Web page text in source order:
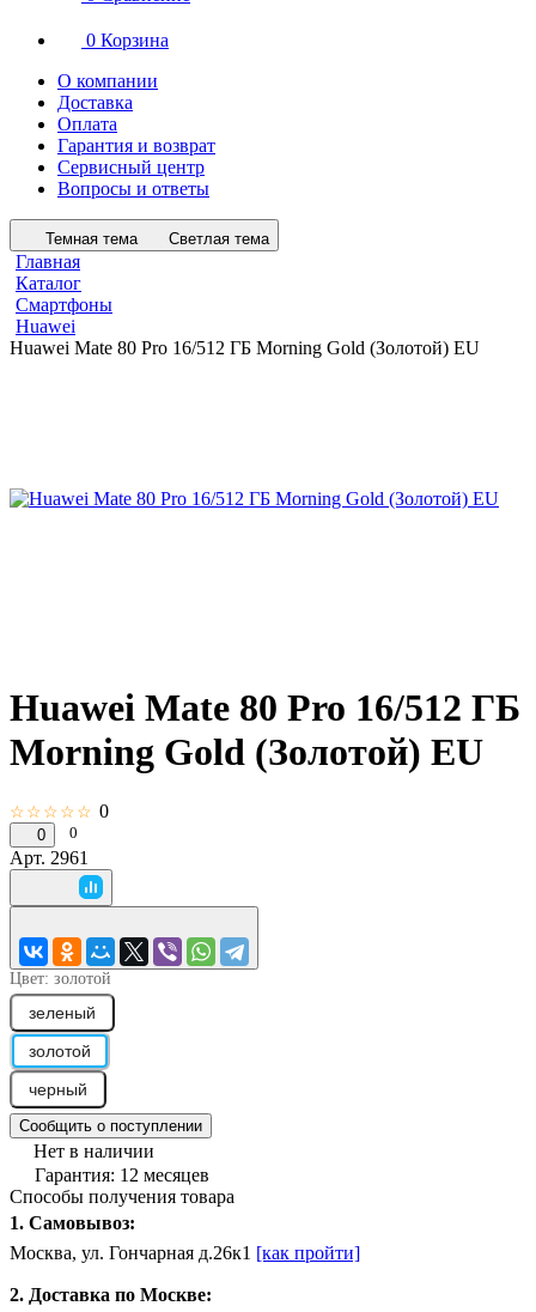
0 Корзина
О компании
Доставка
Оплата
Гарантия и возврат
Сервисный центр
Вопросы и ответы
Темная тема Светлая тема
Главная
Каталог
Смартфоны
Huawei
Huawei Mate 80 Pro 16/512 ГБ Morning Gold (Золотой) EU
Huawei Mate 80 Pro 16/512 ГБ
Morning Gold (Золотой) EU
☆☆☆☆☆ 0
0 0
Арт. 2961
Цвет: золотой
зеленый
золотой
черный
Сообщить о поступлении
Нет в наличии
Гарантия: 12 месяцев
Способы получения товара
1. Самовывоз:
Москва, ул. Гончарная д.26к1 [как пройти]
2. Доставка по Москве: